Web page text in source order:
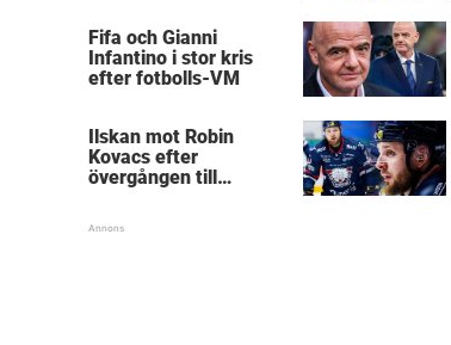
Fifa och Gianni
Infantino i stor kris
efter fotbolls-VM
Ilskan mot Robin
Kovacs efter
övergången till